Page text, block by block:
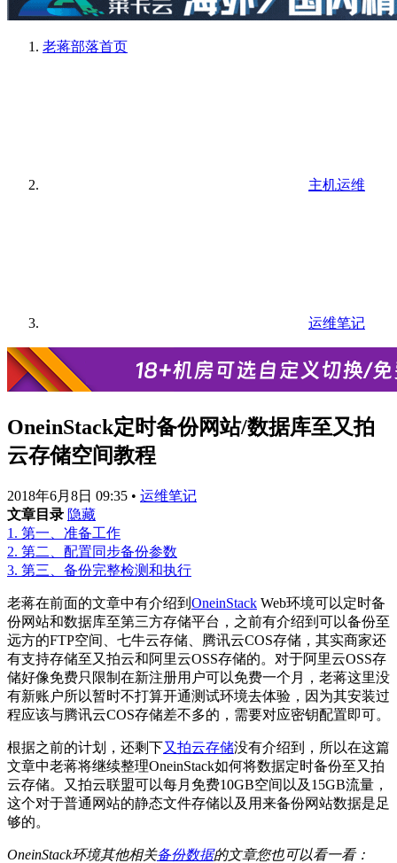
老蒋部落首页
主机运维
运维笔记
OneinStack定时备份网站/数据库至又拍
云存储空间教程
2018年6月8日 09:35 • 运维笔记
文章目录 隐藏
1. 第一、准备工作
2. 第二、配置同步备份参数
3. 第三、备份完整检测和执行
老蒋在前面的文章中有介绍到 OneinStack Web环境可以定时备
份网站和数据库至第三方存储平台，之前有介绍到可以备份至
远方的FTP空间、七牛云存储、腾讯云COS存储，其实商家还
有支持存储至又拍云和阿里云OSS存储的。对于阿里云OSS存
储好像免费只限制在新注册用户可以免费一个月，老蒋这里没
有新账户所以暂时不打算开通测试环境去体验，因为其安装过
程应该与腾讯云COS存储差不多的，需要对应密钥配置即可。
根据之前的计划，还剩下又拍云存储没有介绍到，所以在这篇
文章中老蒋将继续整理OneinStack如何将数据定时备份至又拍
云存储。又拍云联盟可以每月免费10GB空间以及15GB流量，
这个对于普通网站的静态文件存储以及用来备份网站数据是足
够的。
OneinStack环境其他相关备份数据的文章您也可以看一看：